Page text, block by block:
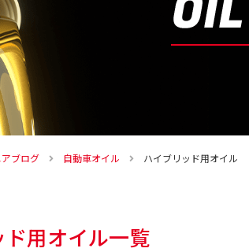
バイク用オイル
ブログ 自動車オイル ハイブリッド用オイル
用オイル一覧